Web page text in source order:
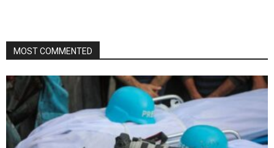
MOST COMMENTED